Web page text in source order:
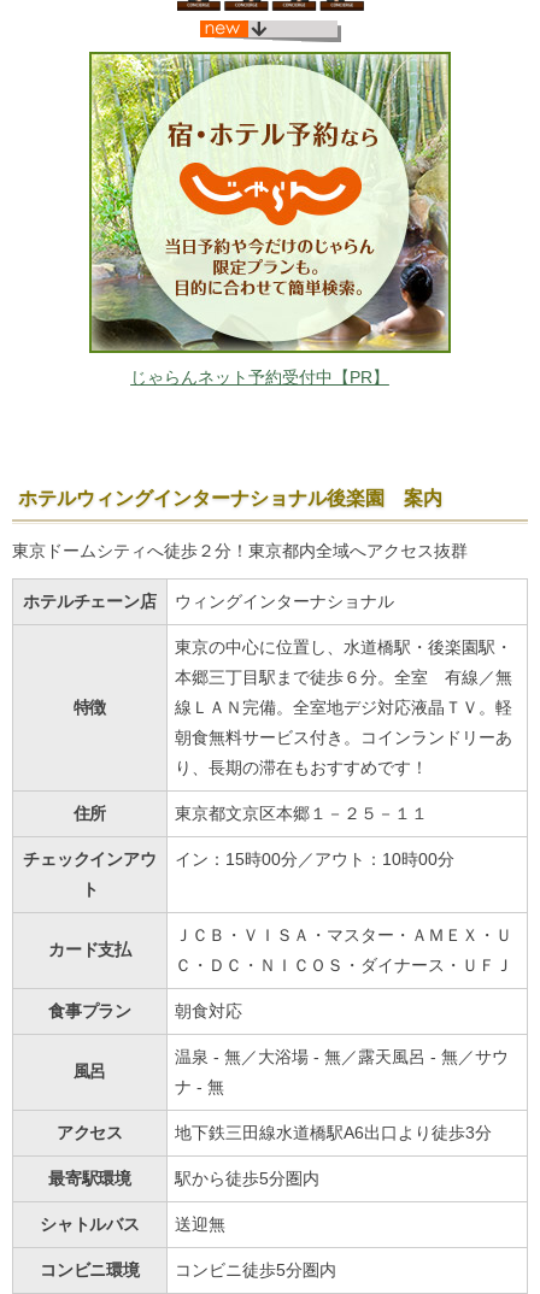
じゃらんネット予約受付中【PR】
ホテルウィングインターナショナル後楽園 案内
東京ドームシティへ徒歩２分！東京都内全域へアクセス抜群
ホテルチェーン店 ウィングインターナショナル
特徴
東京の中心に位置し、水道橋駅・後楽園駅・
本郷三丁目駅まで徒歩６分。全室 有線／無
線ＬＡＮ完備。全室地デジ対応液晶ＴＶ。軽
朝食無料サービス付き。コインランドリーあ
り、長期の滞在もおすすめです！
住所 東京都文京区本郷１－２５－１１
チェックインアウ
ト
イン：15時00分／アウト：10時00分
カード支払
ＪＣＢ・ＶＩＳＡ・マスター・ＡＭＥＸ・Ｕ
Ｃ・ＤＣ・ＮＩＣＯＳ・ダイナース・ＵＦＪ
食事プラン 朝食対応
風呂
温泉 - 無／大浴場 - 無／露天風呂 - 無／サウ
ナ - 無
アクセス 地下鉄三田線水道橋駅A6出口より徒歩3分
最寄駅環境 駅から徒歩5分圏内
シャトルバス 送迎無
コンビニ環境 コンビニ徒歩5分圏内